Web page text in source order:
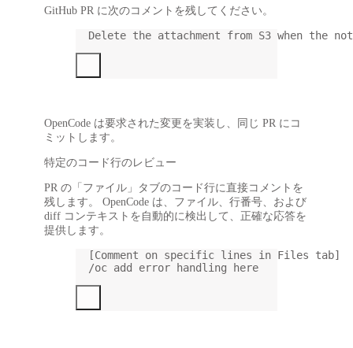
GitHub PR に次のコメントを残してください。
Delete the attachment from S3 when the
OpenCode は要求された変更を実装し、同じ PR にコ
ミットします。
特定のコード行のレビュー
PR の「ファイル」タブのコード行に直接コメントを
残します。 OpenCode は、ファイル、行番号、および
diff コンテキストを自動的に検出して、正確な応答を
提供します。
[Comment on specific lines in Files tab]
/oc add error handling here